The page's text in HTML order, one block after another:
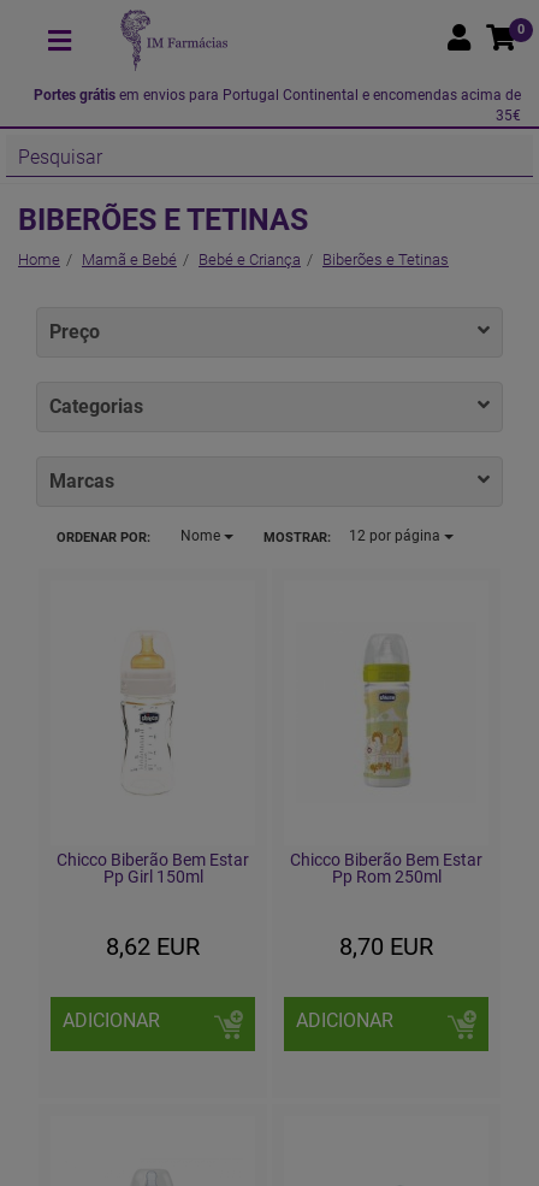
0
Portes grátis em envios para Portugal Continental e encomendas acima de
35€
BIBERÕES E TETINAS
Home Mamã e Bebé Bebé e Criança Biberões e Tetinas
Preço
Categorias
Marcas
ORDENAR POR: Nome MOSTRAR: 12por página
Chicco Biberão Bem Estar
Pp Girl 150ml
8,62 EUR
ADICIONAR
Chicco Biberão Bem Estar
Pp Rom 250ml
8,70 EUR
ADICIONAR